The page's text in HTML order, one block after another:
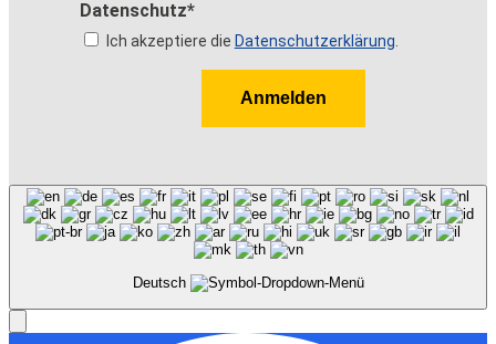
Datenschutz*
Ich akzeptiere die Datenschutzerklärung
Anmelden
Deutsch